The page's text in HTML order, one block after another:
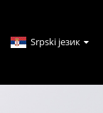
Srpski језик